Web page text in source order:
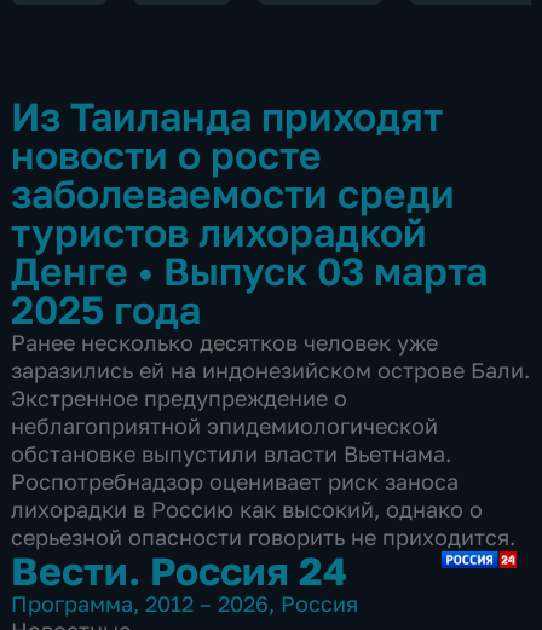
Из Таиланда приходят
новости о росте
заболеваемости среди
туристов лихорадкой
Денге • Выпуск 03 марта
2025 года
Ранее несколько десятков человек уже
заразились ей на индонезийском острове Бали.
Экстренное предупреждение о
неблагоприятной эпидемиологической
обстановке выпустили власти Вьетнама.
Роспотребнадзор оценивает риск заноса
лихорадки в Россию как высокий, однако о
серьезной опасности говорить не приходится.
Вести. Россия 24
Программа, 2012 – 2026, Россия